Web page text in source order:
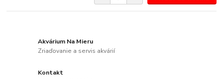
Akvárium Na Mieru
Zriaďovanie a servis akvárií
Kontakt